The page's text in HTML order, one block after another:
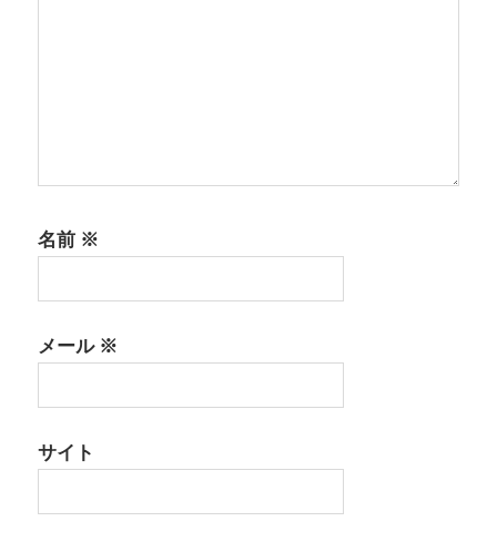
名前 ※
メール※
サイト